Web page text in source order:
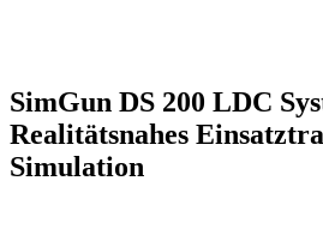
SimGun DS 200 LDC
Realitätsnahes
Simulation